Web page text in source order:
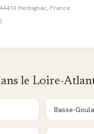
Herbignac, France
le Loire-
Basse-